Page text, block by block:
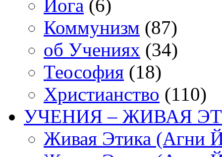
Йога (6)
Коммунизм (87)
об Учениях (34)
Теософия (18)
Христианство (110)
УЧЕНИЯ – ЖИВАЯ
Живая Этика (Агни